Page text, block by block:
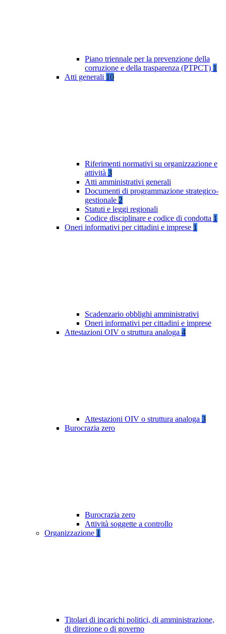
Piano triennale per la prevenzione della
corruzione e della trasparenza (PTPCT) 1
Atti generali 10
Riferimenti normativi su organizzazione e
attività 3
Atti amministrativi generali
Documenti di programmazione strategico-
gestionale 2
Statuti e leggi regionali
Codice disciplinare e codice di condotta 1
Oneri informativi per cittadini e imprese 1
Scadenzario obblighi amministrativi
Oneri informativi per cittadini e imprese
Attestazioni OIV o struttura analoga 4
Attestazioni OIV o struttura analoga 3
Burocrazia zero
Burocrazia zero
Attività soggette a controllo
Organizzazione 1
Titolari di incarichi politici, di amministrazione,
di direzione o di governo